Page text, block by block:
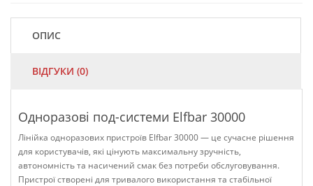
ОПИС
ВІДГУКИ (0)
Одноразові под-системи Elfbar 30000
Лінійка одноразових пристроїв Elfbar 30000 — це сучасне рішення
для користувачів, які цінують максимальну зручність,
автономність та насичений смак без потреби обслуговування.
Пристрої створені для тривалого використання та стабільної